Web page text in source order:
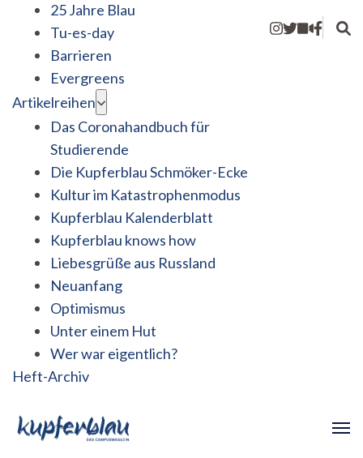
25 Jahre Blau
Tu-es-day
Barrieren
Evergreens
Artikelreihen
Das Coronahandbuch für
Studierende
Die Kupferblau Schmöker-Ecke
Kultur im Katastrophenmodus
Kupferblau Kalenderblatt
Kupferblau knows how
Liebesgrüße aus Russland
Neuanfang
Optimismus
Unter einem Hut
Wer war eigentlich?
Heft-Archiv